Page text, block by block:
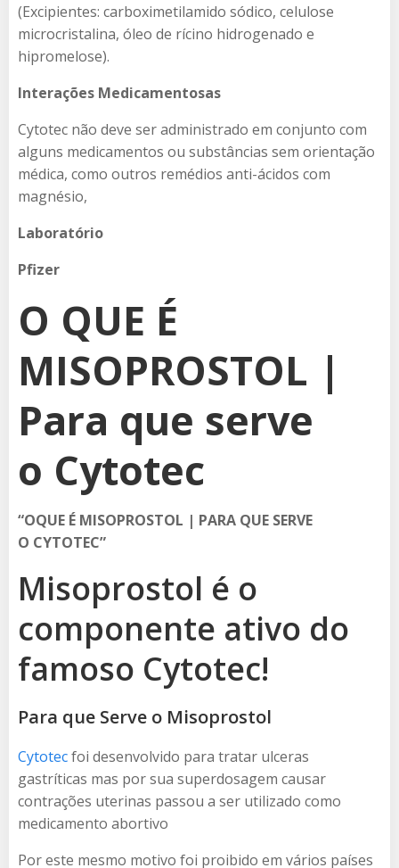
(Excipientes: carboximetilamido sódico, celulose
microcristalina, óleo de rícino hidrogenado e
hipromelose).
Interações Medicamentosas
Cytotec não deve ser administrado em conjunto com
alguns medicamentos ou substâncias sem orientação
médica, como outros remédios anti-ácidos com
magnésio,
Laboratório
Pfizer
O QUE É
MISOPROSTOL |
Para que serve
o Cytotec
“OQUE É MISOPROSTOL | PARA QUE SERVE
O CYTOTEC”
Misoprostol é o
componente ativo do
famoso Cytotec!
Para que Serve o Misoprostol
Cytotecfoi desenvolvido para tratar ulceras
gastríticas mas por sua superdosagem causar
contrações uterinas passou a ser utilizado como
medicamento abortivo
Por este mesmo motivo foi proibido em vários países